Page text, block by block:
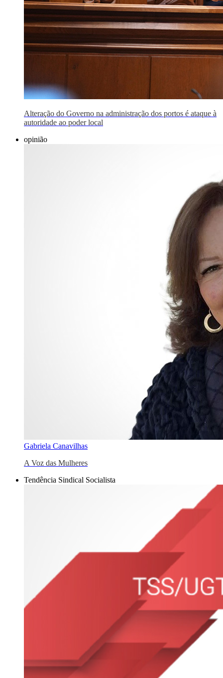
Alteração do Governo na administração dos portos é ataque à
autoridade ao poder local
opinião
Gabriela Canavilhas
A Voz das Mulheres
Tendência Sindical Socialista